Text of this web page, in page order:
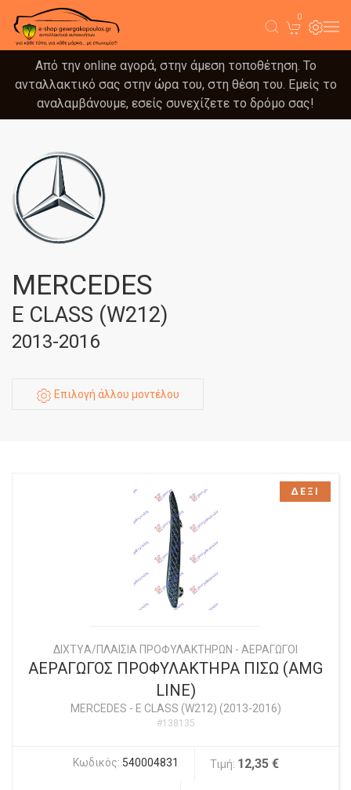
0
Από την online αγορά, στην άμεση τοποθέτηση. Το
ανταλλακτικό σας στην ώρα του, στη θέση του. Εμείς το
αναλαμβάνουμε, εσείς συνεχίζετε το δρόμο σας!
MERCEDES
E CLASS (W212)
2013-2016
Επιλογή άλλου μοντέλου
ΔΙΧΤYΑ/ΠΛΑΙΣΙΑ ΠΡΟΦΥΛΑΚΤΗΡΩΝ - ΑΕΡΑΓΩΓΟΙ
ΑΕΡΑΓΩΓΟΣ ΠΡΟΦΥΛΑΚΤΗΡΑ ΠΙΣΩ (AMG
LINE)
MERCEDES - E CLASS (W212) (2013-2016)
#138135
Κωδικός: 540004831 Τιμή: 12,35 €
ΔΕΞΙ